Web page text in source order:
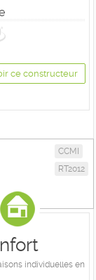
ce constructeur
CCMI
RT2012
individuelles en